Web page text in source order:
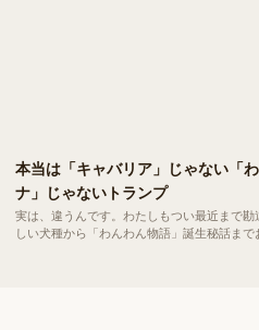
本当は「キャバリア」じゃない「
ナ」じゃないトランプ
実は、違うんです。わたしもつい最近まで
しい犬種から「わんわん物語」誕生秘話まで